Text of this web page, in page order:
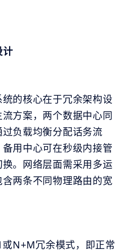
计
的核心在于冗余架构设
方案，两个数据中心同
负载均衡分配话务流
用中心可在秒级内接管
。网络层面需采用多运
两条不同物理路由的宽
N+M冗余模式，即正常